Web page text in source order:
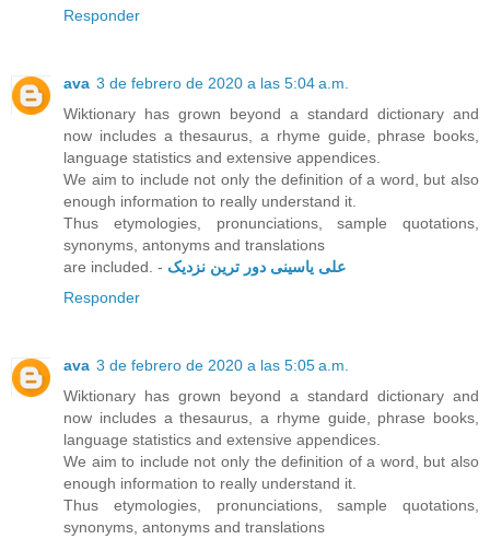
Responder
ava 3 de febrero de 2020 a las 5:04 a.m.
Wiktionary has grown beyond a standard dictionary and
now includes a thesaurus, a rhyme guide, phrase books,
language statistics and extensive appendices.
We aim to include not only the definition of a word, but also
enough information to really understand it.
Thus etymologies, pronunciations, sample quotations,
synonyms, antonyms and translations
are included. - علی یاسینی دور ترین نزدیک
Responder
ava 3 de febrero de 2020 a las 5:05 a.m.
Wiktionary has grown beyond a standard dictionary and
now includes a thesaurus, a rhyme guide, phrase books,
language statistics and extensive appendices.
We aim to include not only the definition of a word, but also
enough information to really understand it.
Thus etymologies, pronunciations, sample quotations,
synonyms, antonyms and translations